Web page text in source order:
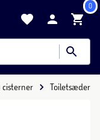
0
cisterner Toiletsæder